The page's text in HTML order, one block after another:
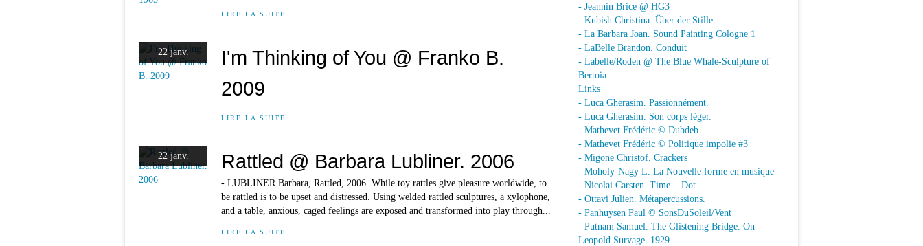
LIRE LA SUITE
22 janv.
I'm Thinking of You @ Franko B.
2009
LIRE LA SUITE
22 janv. Rattled @ Barbara Lubliner. 2006
- LUBLINER Barbara, Rattled, 2006. While toy rattles give pleasure worldwide, to
be rattled is to be upset and distressed. Using welded rattled sculptures, a xylophone,
and a table, anxious, caged feelings are exposed and transformed into play through...
LIRE LA SUITE
- Jeannin Brice @ HG3
- Kubish Christina. Über der Stille
- La Barbara Joan. Sound Painting Cologne 1
- LaBelle Brandon. Conduit
- Labelle/Roden @ The Blue Whale-Sculpture of
Bertoia.
Links
- Luca Gherasim. Passionnément.
- Luca Gherasim. Son corps léger.
- Mathevet Frédéric © Dubdeb
- Mathevet Frédéric © Politique impolie #3
- Migone Christof. Crackers
- Moholy-Nagy L. La Nouvelle forme en musique
- Nicolai Carsten. Time... Dot
- Ottavi Julien. Métapercussions.
- Panhuysen Paul © SonsDuSoleil/Vent
- Putnam Samuel. The Glistening Bridge. On
Leopold Survage. 1929